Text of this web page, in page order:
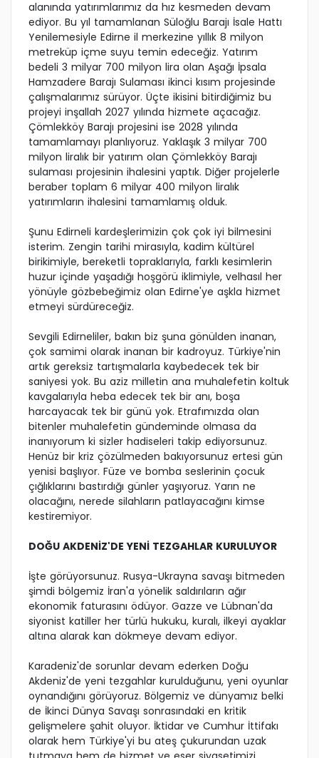
alanında yatırımlarımız da hız kesmeden devam
ediyor. Bu yıl tamamlanan Süloğlu Barajı İsale Hattı
Yenilemesiyle Edirne il merkezine yıllık 8 milyon
metreküp içme suyu temin edeceğiz. Yatırım
bedeli 3 milyar 700 milyon lira olan Aşağı İpsala
Hamzadere Barajı Sulaması ikinci kısım projesinde
çalışmalarımız sürüyor. Üçte ikisini bitirdiğimiz bu
projeyi inşallah 2027 yılında hizmete açacağız.
Çömlekköy Barajı projesini ise 2028 yılında
tamamlamayı planlıyoruz. Yaklaşık 3 milyar 700
milyon liralık bir yatırım olan Çömlekköy Barajı
sulaması projesinin ihalesini yaptık. Diğer projelerle
beraber toplam 6 milyar 400 milyon liralık
yatırımların ihalesini tamamlamış olduk.
Şunu Edirneli kardeşlerimizin çok çok iyi bilmesini
isterim. Zengin tarihi mirasıyla, kadim kültürel
birikimiyle, bereketli topraklarıyla, farklı kesimlerin
huzur içinde yaşadığı hoşgörü iklimiyle, velhasıl her
yönüyle gözbebeğimiz olan Edirne'ye aşkla hizmet
etmeyi sürdüreceğiz.
Sevgili Edirneliler, bakın biz şuna gönülden inanan,
çok samimi olarak inanan bir kadroyuz. Türkiye'nin
artık gereksiz tartışmalarla kaybedecek tek bir
saniyesi yok. Bu aziz milletin ana muhalefetin koltuk
kavgalarıyla heba edecek tek bir anı, boşa
harcayacak tek bir günü yok. Etrafımızda olan
bitenler muhalefetin gündeminde olmasa da
inanıyorum ki sizler hadiseleri takip ediyorsunuz.
Henüz bir kriz çözülmeden bakıyorsunuz ertesi gün
yenisi başlıyor. Füze ve bomba seslerinin çocuk
çığlıklarını bastırdığı günler yaşıyoruz. Yarın ne
olacağını, nerede silahların patlayacağını kimse
kestiremiyor.
DOĞU AKDENİZ'DE YENİ TEZGAHLAR KURULUYOR
İşte görüyorsunuz. Rusya-Ukrayna savaşı bitmeden
şimdi bölgemiz İran'a yönelik saldırıların ağır
ekonomik faturasını ödüyor. Gazze ve Lübnan'da
siyonist katiller her türlü hukuku, kuralı, ilkeyi ayaklar
altına alarak kan dökmeye devam ediyor.
Karadeniz'de sorunlar devam ederken Doğu
Akdeniz'de yeni tezgahlar kurulduğunu, yeni oyunlar
oynandığını görüyoruz. Bölgemiz ve dünyamız belki
de İkinci Dünya Savaşı sonrasındaki en kritik
gelişmelere şahit oluyor. İktidar ve Cumhur İttifakı
olarak hem Türkiye'yi bu ateş çukurundan uzak